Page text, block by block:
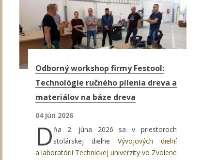
Odborný workshop firmy Festool:
Technológie ručného pílenia dreva a
materiálov na báze dreva
04 jún 2026
D ňa 2. júna 2026 sa v priestoroch
stolárskej dielne Vývojových dielní
a laboratórií Technickej univerzity vo Zvolene